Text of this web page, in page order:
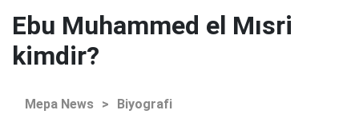
Ebu Muhammed el Mısri
kimdir?
Mepa News > Biyografi